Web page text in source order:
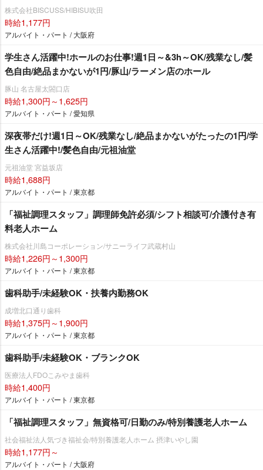
株式会社BISCUSS/HIBISU吹田
時給1,177円
アルバイト・パート / 大阪府
学生さん活躍中!ホールのお仕事!週1日～&3h～OK/残業なし/髪
色自由/絶品まかないが1円/豚山/ラーメン店のホール
豚山 名古屋太閤口店
時給1,300円～1,625円
アルバイト・パート / 愛知県
深夜帯だけ!週1日～OK/残業なし/絶品まかないがたったの1円/学
生さん活躍中!/髪色自由/元祖油堂
元祖油堂 宮益坂店
時給1,688円
アルバイト・パート / 東京都
「福祉調理スタッフ」調理師免許必須/シフト相談可/介護付き有
料老人ホーム
株式会社川島コーポレーション/サニーライフ武蔵村山
時給1,226円～1,300円
アルバイト・パート / 東京都
歯科助手/未経験OK・扶養内勤務OK
成増北口通り歯科
時給1,375円～1,900円
アルバイト・パート / 東京都
歯科助手/未経験OK・ブランクOK
医療法人FDOこみやま歯科
時給1,400円
アルバイト・パート / 東京都
「福祉調理スタッフ」無資格可/日勤のみ/特別養護老人ホーム
社会福祉法人気づき福祉会/特別養護老人ホーム 摂津いやし園
時給1,177円～
アルバイト・パート / 大阪府